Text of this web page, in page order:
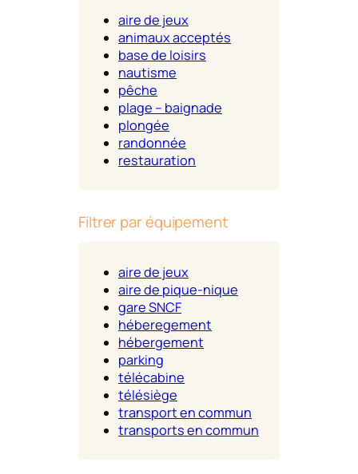
aire de jeux
animaux acceptés
base de loisirs
nautisme
pêche
plage – baignade
plongée
randonnée
restauration
Filtrer par équipement
aire de jeux
aire de pique-nique
gare SNCF
héberegement
hébergement
parking
télécabine
télésiège
transport en commun
transports en commun